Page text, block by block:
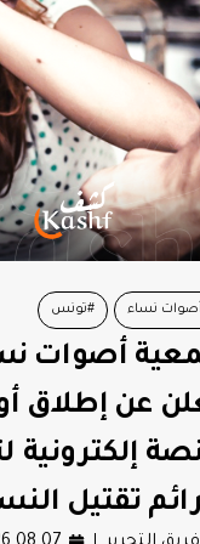
#قيس سعيد
وعود قيس
تتحقّق في
منذ 7 سنوات